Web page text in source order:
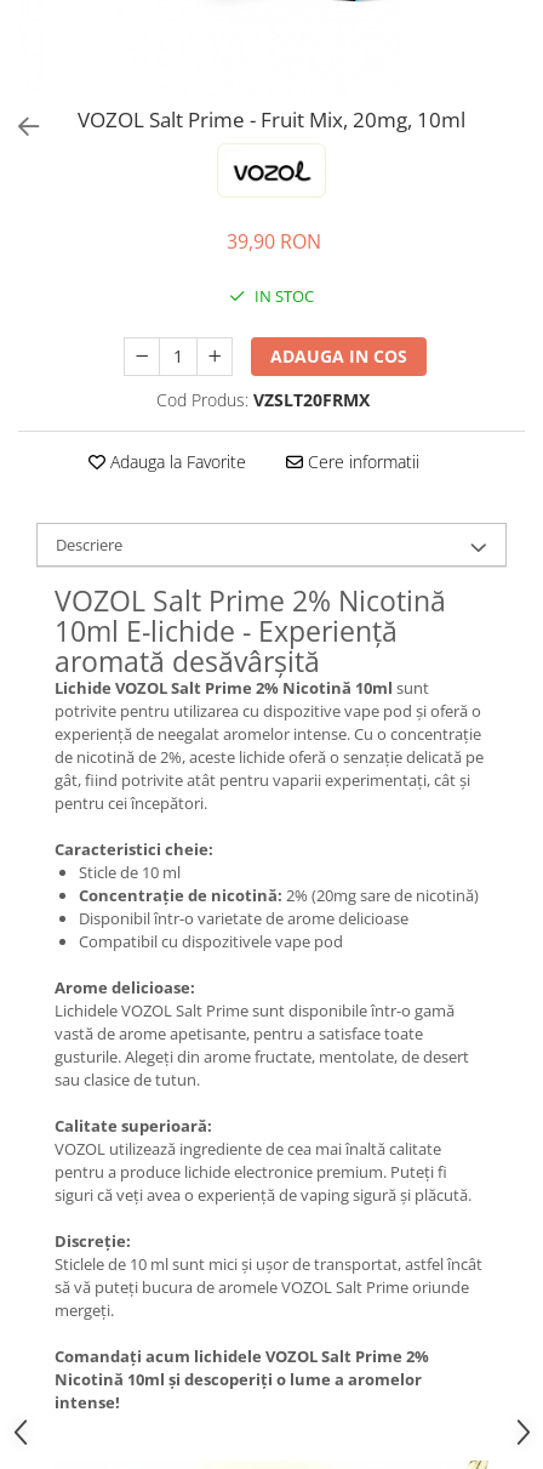
VAAL Vapebar Pro
VAAL Vapebar Pro 800 Kit-uri
VOZOL Salt Prime - Fruit Mix, 20mg, 10ml
39,90 RON
IN STOC
ADAUGA IN COS
Cod Produs: VZSLT20FRMX
Adauga la Favorite Cere informatii
Descriere
VOZOL Salt Prime 2% Nicotină
10ml E-lichide - Experiență
aromată desăvârșită
Lichide VOZOL Salt Prime 2% Nicotină 10ml sunt
potrivite pentru utilizarea cu dispozitive vape pod și oferă o
experiență de neegalat aromelor intense. Cu o concentrație
de nicotină de 2%, aceste lichide oferă o senzație delicată pe
gât, fiind potrivite atât pentru vaparii experimentați, cât și
pentru cei începători.
Caracteristici cheie:
Sticle de 10 ml
Concentrație de nicotină: 2% (20mg sare de nicotină)
Disponibil într-o varietate de arome delicioase
Compatibil cu dispozitivele vape pod
Arome delicioase:
Lichidele VOZOL Salt Prime sunt disponibile într-o gamă
vastă de arome apetisante, pentru a satisface toate
gusturile. Alegeți din arome fructate, mentolate, de desert
sau clasice de tutun.
Calitate superioară:
VOZOL utilizează ingrediente de cea mai înaltă calitate
pentru a produce lichide electronice premium. Puteți fi
siguri că veți avea o experiență de vaping sigură și plăcută.
Discreție:
Sticlele de 10 ml sunt mici și ușor de transportat, astfel încât
să vă puteți bucura de aromele VOZOL Salt Prime oriunde
mergeți.
Comandați acum lichidele VOZOL Salt Prime 2%
Nicotină 10ml și descoperiți o lume a aromelor
intense!